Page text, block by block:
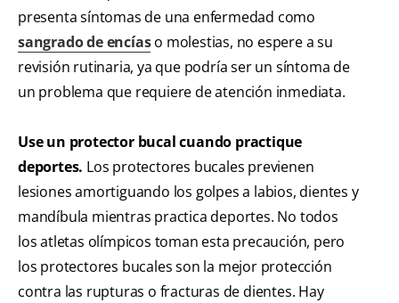
presenta síntomas de una enfermedad como
sangrado de encíaso molestias, no espere a su
revisión rutinaria, ya que podría ser un síntoma de
un problema que requiere de atención inmediata.
Use un protector bucal cuando practique
deportes. Los protectores bucales previenen
lesiones amortiguando los golpes a labios, dientes y
mandíbula mientras practica deportes. No todos
los atletas olímpicos toman esta precaución, pero
los protectores bucales son la mejor protección
contra las rupturas o fracturas de dientes. Hay